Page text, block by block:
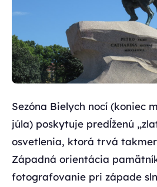
Sezóna Bielych nocí (koniec
júla) poskytuje predĺženú
osvetlenia, ktorá trvá
Západná orientácia
fotografovanie pri západe